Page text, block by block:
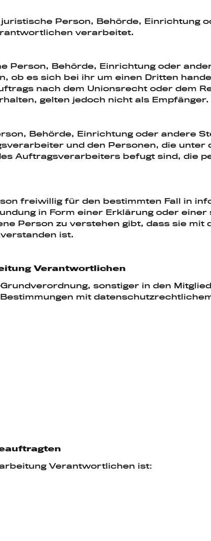
Person, Behörde, Einrichtung
verarbeitet.
Person, Behörde, Einrichtung oder
ob es sich bei ihr um einen Dritten
nach dem Unionsrecht oder dem
gelten jedoch nicht als Empfänger.
Behörde, Einrichtung oder andere
und den Personen, die unter
Auftragsverarbeiters befugt sind, die
freiwillig für den bestimmten Fall in
in Form einer Erklärung oder einer
Person zu verstehen gibt, dass sie mit
ist.
Verantwortlichen
sonstiger in den
mit
Verantwortlichen ist: